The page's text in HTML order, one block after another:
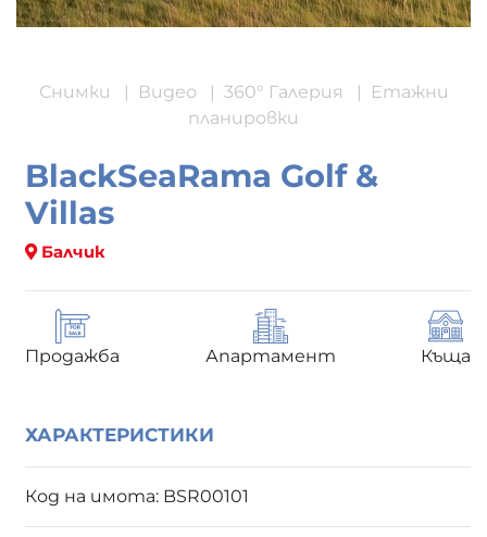
Снимки | Видео | 360° Галерия |
Етажни
планировки
BlackSeaRama Golf &
Villas
Балчик
Продажба Апартамент Къща
ХАРАКТЕРИСТИКИ
Код на имота: BSR00101